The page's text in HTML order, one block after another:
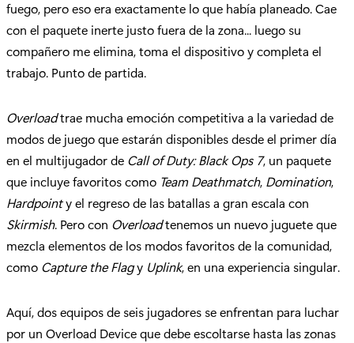
fuego, pero eso era exactamente lo que había planeado. Cae
con el paquete inerte justo fuera de la zona... luego su
compañero me elimina, toma el dispositivo y completa el
trabajo. Punto de partida.
Overloadtrae mucha emoción competitiva a la variedad de
modos de juego que estarán disponibles desde el primer día
en el multijugador de Call of Duty: Black Ops 7, un paquete
que incluye favoritos como Team Deathmatch, Domination,
Hardpointy el regreso de las batallas a gran escala con
Skirmish. Pero con Overloadtenemos un nuevo juguete que
mezcla elementos de los modos favoritos de la comunidad,
como Capture the Flagy Uplink, en una experiencia singular.
Aquí, dos equipos de seis jugadores se enfrentan para luchar
por un Overload Device que debe escoltarse hasta las zonas